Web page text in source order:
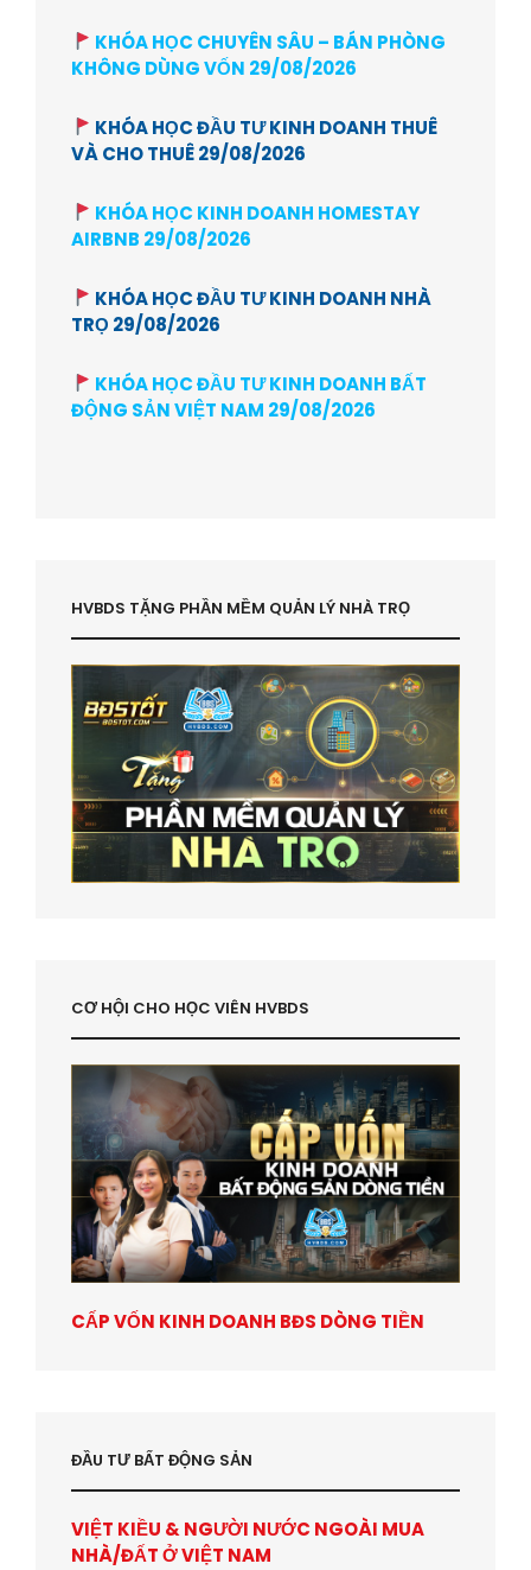
KHÓA HỌC CHUYÊN SÂU – BÁN PHÒNG
KHÔNG DÙNG VỐN 29/08/2026
KHÓA HỌC ĐẦU TƯ KINH DOANH THUÊ
VÀ CHO THUÊ 29/08/2026
KHÓA HỌC KINH DOANH HOMESTAY
AIRBNB 29/08/2026
KHÓA HỌC ĐẦU TƯ KINH DOANH NHÀ
TRỌ 29/08/2026
KHÓA HỌC ĐẦU TƯ KINH DOANH BẤT
ĐỘNG SẢN VIỆT NAM 29/08/2026
HVBDS TẶNG PHẦN MỀM QUẢN LÝ NHÀ TRỌ
CƠ HỘI CHO HỌC VIÊN HVBDS
CẤP VỐN KINH DOANH BĐS DÒNG TIỀN
ĐẦU TƯ BẤT ĐỘNG SẢN
VIỆT KIỀU & NGƯỜI NƯỚC NGOÀI MUA
NHÀ/ĐẤT Ở VIỆT NAM